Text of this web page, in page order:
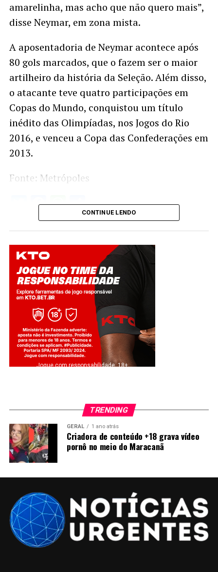
amarelinha, mas acho que não quero mais”,
disse Neymar, em zona mista.
A aposentadoria de Neymar acontece após
80 gols marcados, que o fazem ser o maior
artilheiro da história da Seleção. Além disso,
o atacante teve quatro participações em
Copas do Mundo, conquistou um título
inédito das Olimpíadas, nos Jogos do Rio
2016, e venceu a Copa das Confederações em
2013.
Fonte: Metrópoles
Twitter
Facebook
WhatsApp
Share
CONTINUE LENDO
Jogue com responsabilidade. 18+
TRENDING
GERAL 1 ano atrás
Criadora de conteúdo +18 grava vídeo
pornô no meio do Maracanã